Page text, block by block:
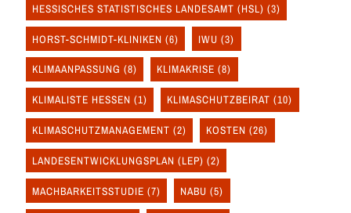
HESSISCHES STATISTISCHES LANDESAMT (HSL) (3)
HORST-SCHMIDT-KLINIKEN (6) IWU (3)
KLIMAANPASSUNG (8) KLIMAKRISE (8)
KLIMALISTE HESSEN (1) KLIMASCHUTZBEIRAT (10)
KLIMASCHUTZMANAGEMENT (2) KOSTEN (26)
LANDESENTWICKLUNGSPLAN (LEP) (2)
MACHBARKEITSSTUDIE (7) NABU (5)